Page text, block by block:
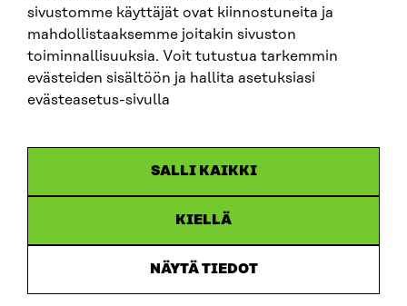
sivustomme käyttäjät ovat kiinnostuneita ja
mahdollistaaksemme joitakin sivuston
toiminnallisuuksia. Voit tutustua tarkemmin
evästeiden sisältöön ja hallita asetuksiasi
evästeasetus-sivulla
SALLI KAIKKI
KIELLÄ
NÄYTÄ TIEDOT
LinkedIn
Instagram
YouTube
Saavutettavuusseloste
Asiakirjajulkisuus